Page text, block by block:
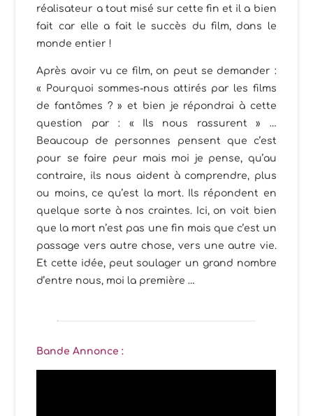
réalisateur a tout misé sur cette fin et il a bien
fait car elle a fait le succès du film, dans le
monde entier !
Après avoir vu ce film, on peut se demander :
« Pourquoi sommes-nous attirés par les films
de fantômes ? » et bien je répondrai à cette
question par : « Ils nous rassurent » …
Beaucoup de personnes pensent que c’est
pour se faire peur mais moi je pense, qu’au
contraire, ils nous aident à comprendre, plus
ou moins, ce qu’est la mort. Ils répondent en
quelque sorte à nos craintes. Ici, on voit bien
que la mort n’est pas une fin mais que c’est un
passage vers autre chose, vers une autre vie.
Et cette idée, peut soulager un grand nombre
d’entre nous, moi la première …
Bande Annonce :